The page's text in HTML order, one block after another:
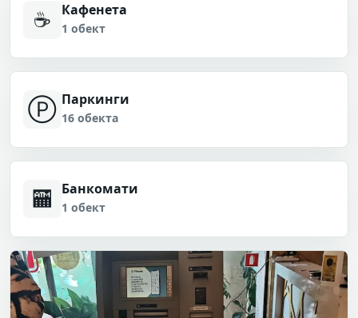
☕ Кафенета
1 обект
Ⓟ Паркинги
16 обекта
🏧 Банкомати
1 обект